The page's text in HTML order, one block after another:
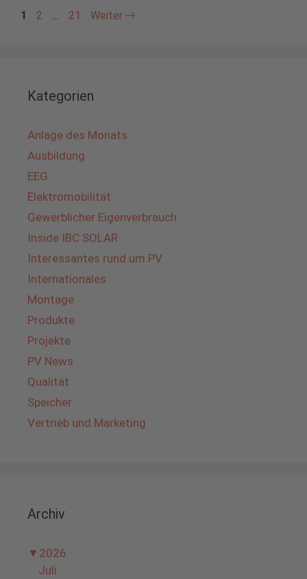
Seite
1 Seite
2 … Seite
21 Weiter →
Kategorien
Anlage des Monats
Ausbildung
EEG
Elektromobilität
Gewerblicher Eigenverbrauch
Inside IBC SOLAR
Interessantes rund um PV
Internationales
Montage
Produkte
Projekte
PV News
Qualität
Speicher
Vertrieb und Marketing
Archiv
▼ 2026
Juli